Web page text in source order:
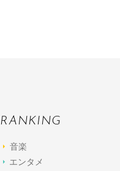
RANKING
音楽
エンタメ